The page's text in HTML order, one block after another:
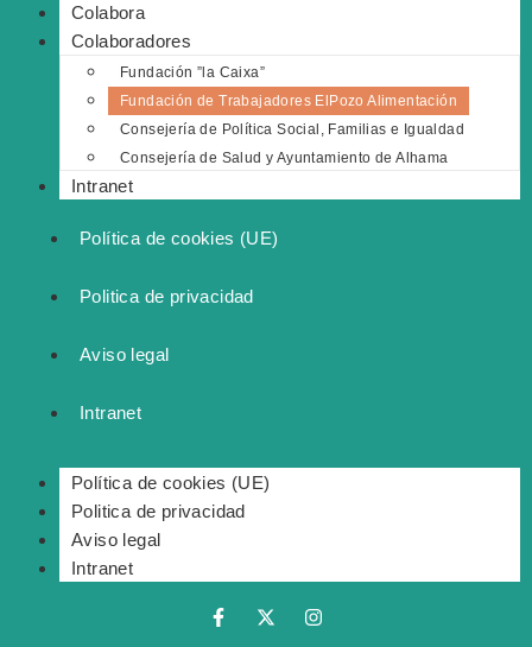
Colabora
Colaboradores
Fundación ”la Caixa”
Fundación de Trabajadores ElPozo Alimentación
Consejería de Política Social, Familias e Igualdad
Consejería de Salud y Ayuntamiento de Alhama
Intranet
Política de cookies (UE)
Politica de privacidad
Aviso legal
Intranet
Política de cookies (UE)
Politica de privacidad
Aviso legal
Intranet